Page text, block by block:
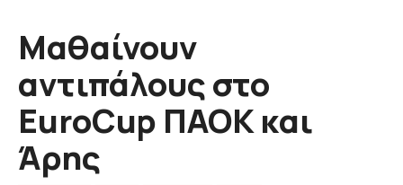
Μαθαίνουν
αντιπάλους στο
EuroCup ΠΑΟΚ και
Άρης